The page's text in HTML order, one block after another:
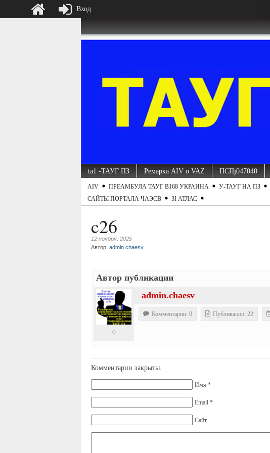
ta1 -ТАУГ ПЗ Ремарка AIV о VAZ ПСПj047040
AIV ПРЕАМБУЛА ТАУГ B168 УКРАИНА У-ТАУГ НА ПЗ
САЙТЫ ПОРТАЛА ЧАЭСВ
3I АТЛАС
c26
12 ноября, 2025
Автор: admin.chaesv
Автор публикации
admin.chaesv
0
Комментарии: 0 Публикации: 22
Комментарии закрыты.
Имя *
Email *
Сайт
Вход